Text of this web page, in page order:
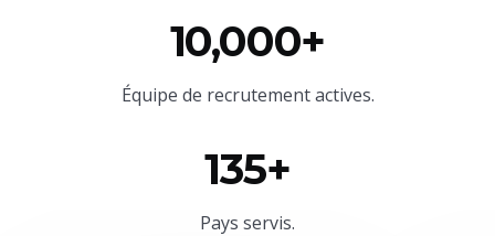
10,000+
Équipe de recrutement actives.
135+
Pays servis.